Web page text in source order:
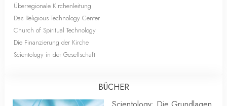
Überregionale Kirchenleitung
Das Religious Technology Center
Church of Spiritual Technology
Die Finanzierung der Kirche
Scientology in der Gesellschaft
BÜCHER